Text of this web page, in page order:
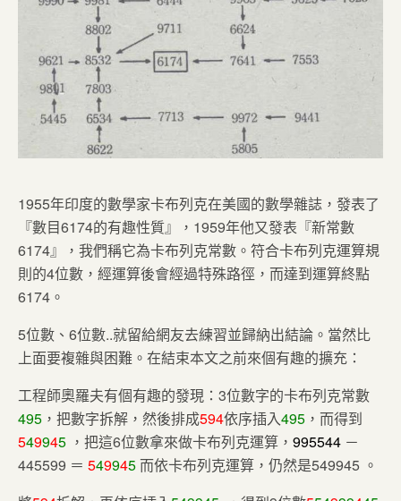
1955年印度的數學家卡布列克在美國的數學雜誌，發表了
『數目6174的有趣性質』，1959年他又發表『新常數
6174』，我們稱它為卡布列克常數。符合卡布列克運算規
則的4位數，經運算後會經過特殊路徑，而達到運算終點
6174。
5位數、6位數..就留給網友去練習並歸納出結論。當然比
上面要複雜與困難。在結束本文之前來個有趣的擴充：
工程師奧羅夫有個有趣的發現： 3位數字的卡布列克常數
495 ，把數字拆解，然後排成594依序插入495 ，而得到
549945 ，把這6位數拿來做卡布列克運算， 995544 －
445599 ＝ 549945而依卡布列克運算，仍然是549945 。